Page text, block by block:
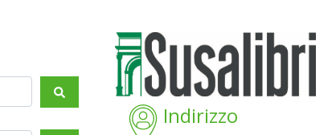
Indirizzo